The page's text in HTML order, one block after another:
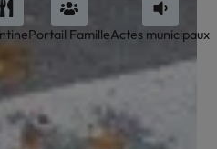
Portail FamilleActes municipaux